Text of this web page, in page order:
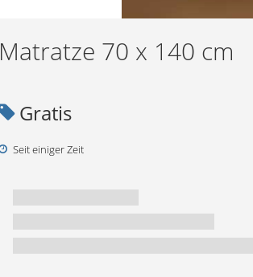
Matratze 70 x 140 cm
Gratis
Seit einiger Zeit